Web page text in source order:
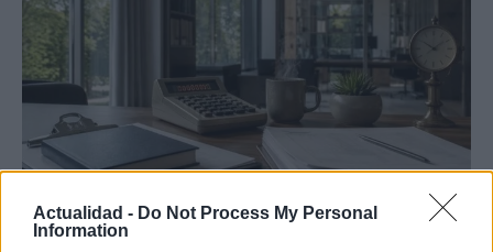
Actualidad - Do Not Process My Personal
Information
Cómo medir la productividad por hora